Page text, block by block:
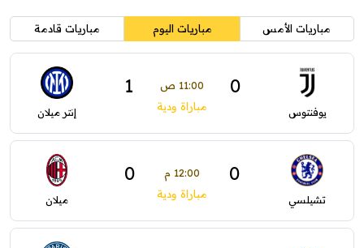
مباريات الأمس مباريات اليوم مباريات قادمة
يوفنتوس
0 11:00 ص 1
مباراة ودية إنتر ميلان
تشيلسي
0 12:00 م 0
مباراة ودية ميلان